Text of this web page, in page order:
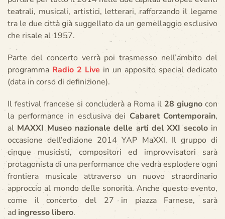
teatrali, musicali, artistici, letterari, rafforzando il legame
tra le due città già suggellato da un gemellaggio esclusivo
che risale al 1957.
Parte del concerto verrà poi trasmesso nell’ambito del
programma Radio 2 Live in un apposito special dedicato
(data in corso di definizione).
Il festival francese si concluderà a Roma il 28 giugno con
la performance in esclusiva dei Cabaret Contemporain,
al MAXXI Museo nazionale delle arti del XXI secoloin
occasione dell’edizione 2014 YAP MaXXI. Il gruppo di
cinque musicisti, compositori ed improvvisatori sarà
protagonista di una performance che vedrà esplodere ogni
frontiera musicale attraverso un nuovo straordinario
approccio al mondo delle sonorità. Anche questo evento,
come il concerto del 27 in piazza Farnese, sarà
ad ingresso libero.